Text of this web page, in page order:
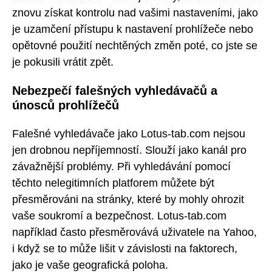
znovu získat kontrolu nad vašimi nastaveními, jako
je uzamčení přístupu k nastavení prohlížeče nebo
opětovné použití nechtěných změn poté, co jste se
je pokusili vrátit zpět.
Nebezpečí falešných vyhledávačů a
únosců prohlížečů
Falešné vyhledávače jako Lotus-tab.com nejsou
jen drobnou nepříjemností. Slouží jako kanál pro
závažnější problémy. Při vyhledávání pomocí
těchto nelegitimních platforem můžete být
přesměrováni na stránky, které by mohly ohrozit
vaše soukromí a bezpečnost. Lotus-tab.com
například často přesměrovává uživatele na Yahoo,
i když se to může lišit v závislosti na faktorech,
jako je vaše geografická poloha.